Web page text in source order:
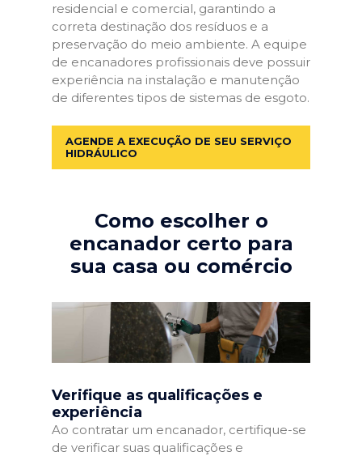
residencial e comercial, garantindo a
correta destinação dos resíduos e a
preservação do meio ambiente. A equipe
de encanadores profissionais deve possuir
experiência na instalação e manutenção
de diferentes tipos de sistemas de esgoto.
AGENDE A EXECUÇÃO DE SEU SERVIÇO
HIDRÁULICO
Como escolher o
encanador certo para
sua casa ou comércio
Verifique as qualificações e
experiência
Ao contratar um encanador, certifique-se
de verificar suas qualificações e